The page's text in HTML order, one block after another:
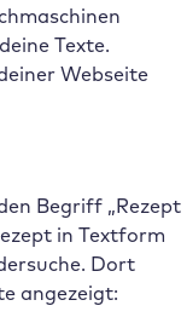
Texte.
Webseite
Begriff „Rezept
in Textform
Dort
angezeigt: